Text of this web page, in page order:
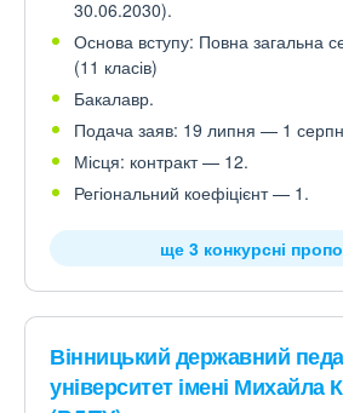
30.06.2030).
Основа вступу: Повна загальна
(11 класів)
Бакалавр.
Подача заяв: 19 липня — 1
Місця: контракт — 12.
Регіональний коефіцієнт — 1.
ще 3 конкурсні
Вінницький державний
університет імені Михайла